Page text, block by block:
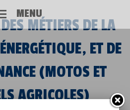
MENU
MÉTIERS DE LA
ET DE
(MOTOS ET
AGRICOLES)